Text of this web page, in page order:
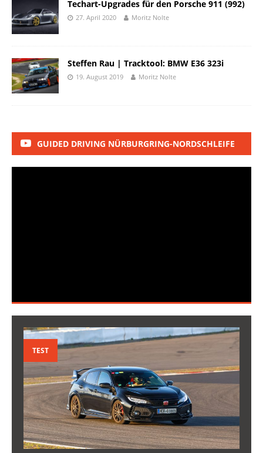
Techart-Upgrades für den Porsche 911 (992)
27. April 2020 Moritz Nolte
Steffen Rau | Tracktool: BMW E36 323i
19. August 2019 Moritz Nolte
GUIDED DRIVING NÜRBURGRING-NORDSCHLEIFE
TEST